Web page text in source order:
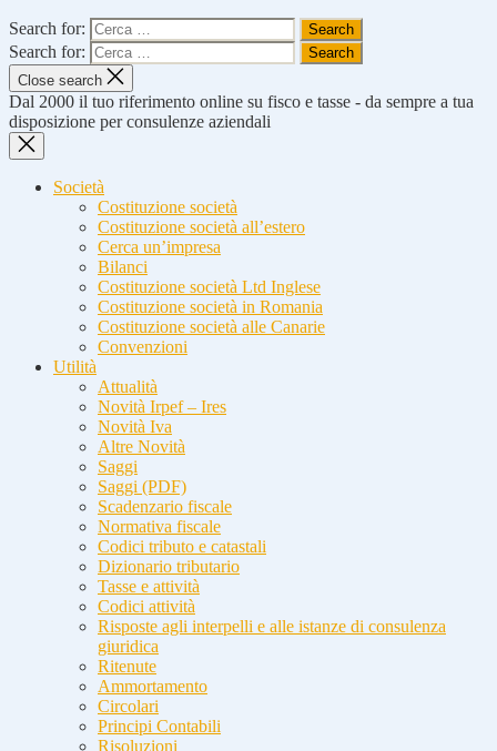
Search for:
Search for:
Close search
Dal 2000 il tuo riferimento online su fisco e tasse - da sempre a tua
disposizione per consulenze aziendali
Società
Costituzione società
Costituzione società all’estero
Cerca un’impresa
Bilanci
Costituzione società Ltd Inglese
Costituzione società in Romania
Costituzione società alle Canarie
Convenzioni
Utilità
Attualità
Novità Irpef – Ires
Novità Iva
Altre Novità
Saggi
Saggi (PDF)
Scadenzario fiscale
Normativa fiscale
Codici tributo e catastali
Dizionario tributario
Tasse e attività
Codici attività
Risposte agli interpelli e alle istanze di consulenza
giuridica
Ritenute
Ammortamento
Circolari
Principi Contabili
Risoluzioni